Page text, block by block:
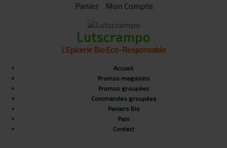
Panier Mon Compte
Lutscrampo
L'Epicerie Bio Eco-Responsable
Accueil
Promos magasins
Promos groupées
Commandes groupées
Paniers Bio
Pain
Contact